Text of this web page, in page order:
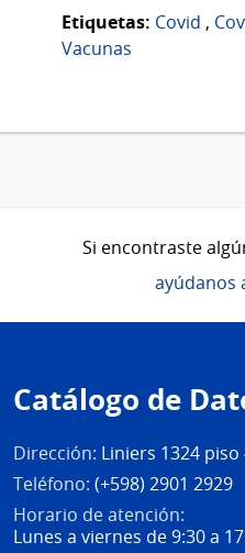
Etiquetas: Covid ,
Vacunas
Si encontraste
ayúdanos
de
página
Catálogo de
Dirección: Liniers 1324 piso
Teléfono: (+598) 2901 2929
Horario de atención:
Lunes a viernes de 9:30 a